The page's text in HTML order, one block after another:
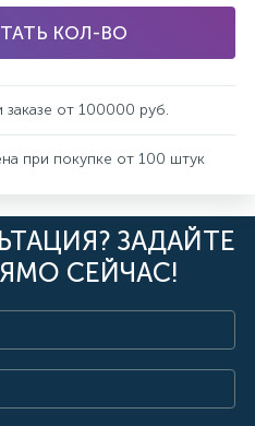
КОЛ-ВО
заказе от 100000 руб.
при покупке от 100 штук
ЗАДАЙТЕ
СЕЙЧАС!